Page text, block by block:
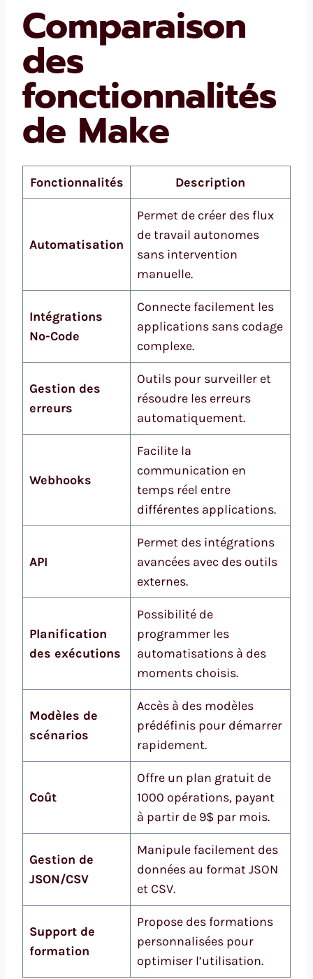
Comparaison
des
fonctionnalités
de Make
Fonctionnalités Description
Automatisation
Permet de créer des flux
de travail autonomes
sans intervention
manuelle.
Intégrations
No-Code
Connecte facilement les
applications sans codage
complexe.
Gestion des
erreurs
Outils pour surveiller et
résoudre les erreurs
automatiquement.
Webhooks
Facilite la
communication en
temps réel entre
différentes applications.
API
Permet des intégrations
avancées avec des outils
externes.
Planification
des exécutions
Possibilité de
programmer les
automatisations à des
moments choisis.
Modèles de
scénarios
Accès à des modèles
prédéfinis pour démarrer
rapidement.
Coût
Offre un plan gratuit de
1000 opérations, payant
à partir de 9$ par mois.
Gestion de
JSON/CSV
Manipule facilement des
données au format JSON
et CSV.
Support de
formation
Propose des formations
personnalisées pour
optimiser l’utilisation.